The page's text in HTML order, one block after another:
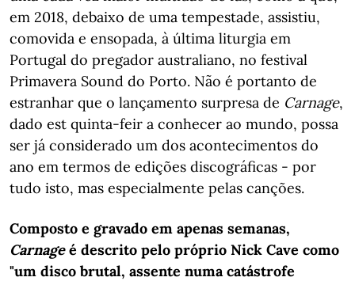
em 2018, debaixo de uma tempestade, assistiu,
comovida e ensopada, à última liturgia em
Portugal do pregador australiano, no festival
Primavera Sound do Porto. Não é portanto de
estranhar que o lançamento surpresa de Carnage,
dado est quinta-feir a conhecer ao mundo, possa
ser já considerado um dos acontecimentos do
ano em termos de edições discográficas - por
tudo isto, mas especialmente pelas canções.
Composto e gravado em apenas semanas,
Carnageé descrito pelo próprio Nick Cave como
"um disco brutal, assente numa catástrofe